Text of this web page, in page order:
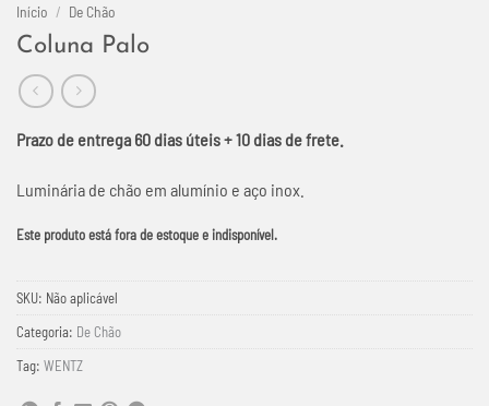
Início / De Chão
Coluna Palo
Prazo de entrega 60 dias úteis + 10 dias de frete.
Luminária de chão em alumínio e aço inox.
Este produto está fora de estoque e indisponível.
SKU: Não aplicável
Categoria: De Chão
Tag: WENTZ